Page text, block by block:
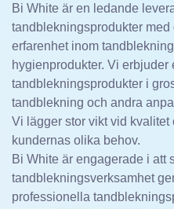
Bi White är en ledande
tandblekningsprodukter med
erfarenhet inom
hygienprodukter. Vi erbjuder
tandblekningsprodukter i
tandblekning och andra
Vi lägger stor vikt vid kvalitet
kundernas olika behov.
Bi White är engagerade i att
tandblekningsverksamhet
professionella